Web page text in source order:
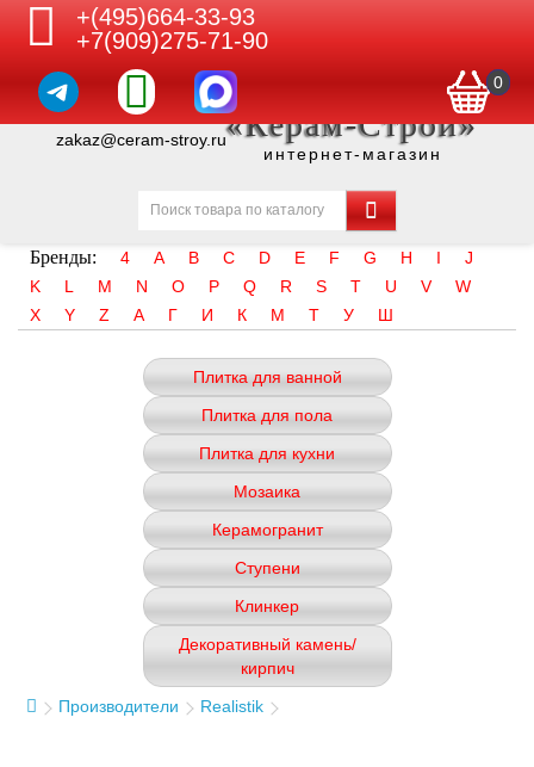
+(495)664-33-93
+7(909)275-71-90
0
zakaz@ceram-stroy.ru«Керам-Строй»
интернет-магазин
Бренды: 4 A B C D E F G H I
J
K
L M N O P Q R S T U V
W
X
Y Z А Г И К М Т У Ш
Плитка для ванной
Плитка для пола
Плитка для кухни
Мозаика
Керамогранит
Ступени
Клинкер
Декоративный камень/
кирпич
Производители
Realistik